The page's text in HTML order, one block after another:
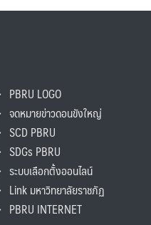
PBRU LOGO
จดหมายข่าวดอนขังใหญ่
SCD PBRU
SDGs PBRU
ระบบเลือกตั้งออนไลน์
Link มหาวิทยาลัยราชภัฏ
PBRU INTERNET